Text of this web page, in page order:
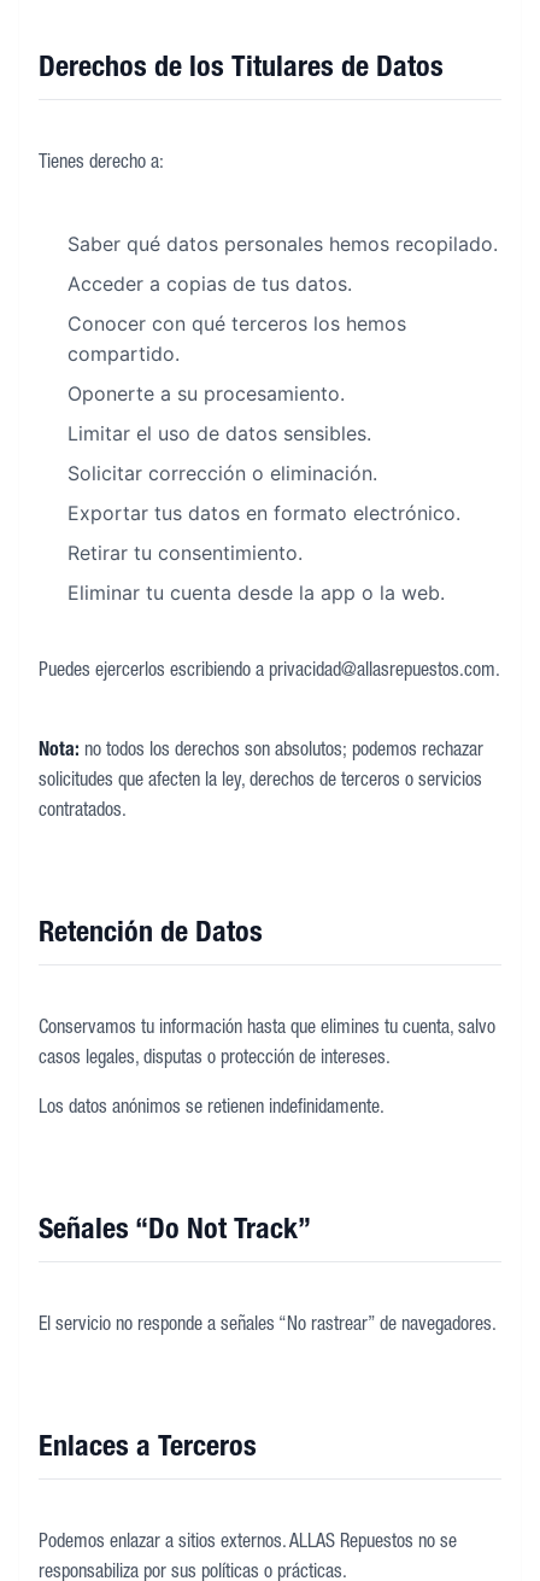
Derechos de los Titulares de Datos
Tienes derecho a:
Saber qué datos personales hemos recopilado.
Acceder a copias de tus datos.
Conocer con qué terceros los hemos
compartido.
Oponerte a su procesamiento.
Limitar el uso de datos sensibles.
Solicitar corrección o eliminación.
Exportar tus datos en formato electrónico.
Retirar tu consentimiento.
Eliminar tu cuenta desde la app o la web.
Puedes ejercerlos escribiendo a privacidad@allasrepuestos.com.
Nota: no todos los derechos son absolutos; podemos rechazar
solicitudes que afecten la ley, derechos de terceros o servicios
contratados.
Retención de Datos
Conservamos tu información hasta que elimines tu cuenta, salvo
casos legales, disputas o protección de intereses.
Los datos anónimos se retienen indefinidamente.
Señales “Do Not Track”
El servicio no responde a señales “No rastrear” de navegadores.
Enlaces a Terceros
Podemos enlazar a sitios externos. ALLAS Repuestos no se
responsabiliza por sus políticas o prácticas.